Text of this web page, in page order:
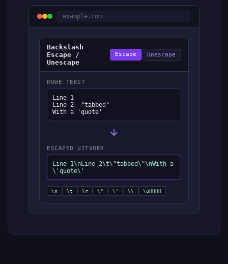
example.com
Backslash
Escape /
Unescape
Escape Unescape
RUWE TEKST
Line 1
Line 2	"tabbed"
With a 'quote'
ESCAPED UITVOER
Line 1\nLine 2\t\"tabbed\"\nWith a
\'quote\'
\n \t \r \" \' \\ \uHHHH